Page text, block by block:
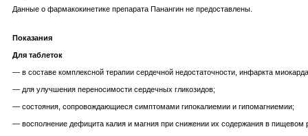
Данные о фармакокинетике препарата Панангин не предоставлены.
Показания
Для таблеток
— в составе комплексной терапии сердечной недостаточности, инфаркта
— для улучшения переносимости сердечных гликозидов;
— состояния, сопровождающиеся симптомами гипокалиемии и гипомагниемии;
— восполнение дефицита калия и магния при снижении их содержания в пищевом